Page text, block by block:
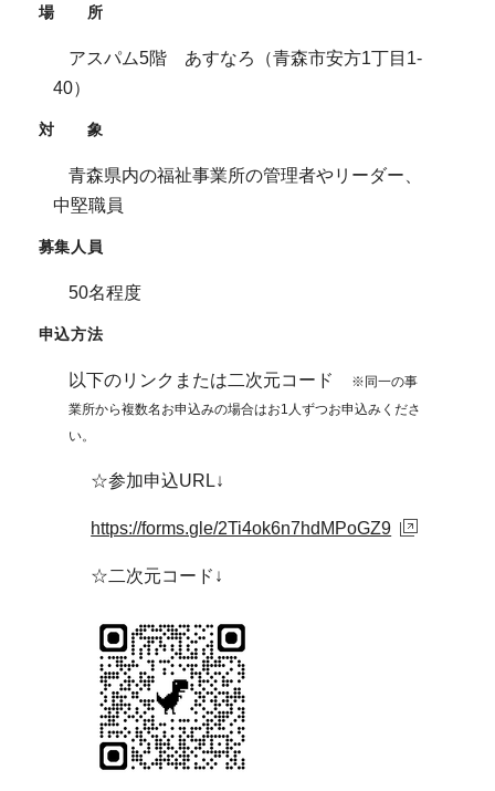
場 所
アスパム5階 あすなろ（青森市安方1丁目1-
40）
対 象
青森県内の福祉事業所の管理者やリーダー、
中堅職員
募集人員
50名程度
申込方法
以下のリンクまたは二次元コード
※同一の事
業所から複数名お申込みの場合はお1人ずつお申込みくださ
い。
☆参加申込URL↓
https://forms.gle/2Ti4ok6n7hdMPoGZ9
☆二次元コード↓